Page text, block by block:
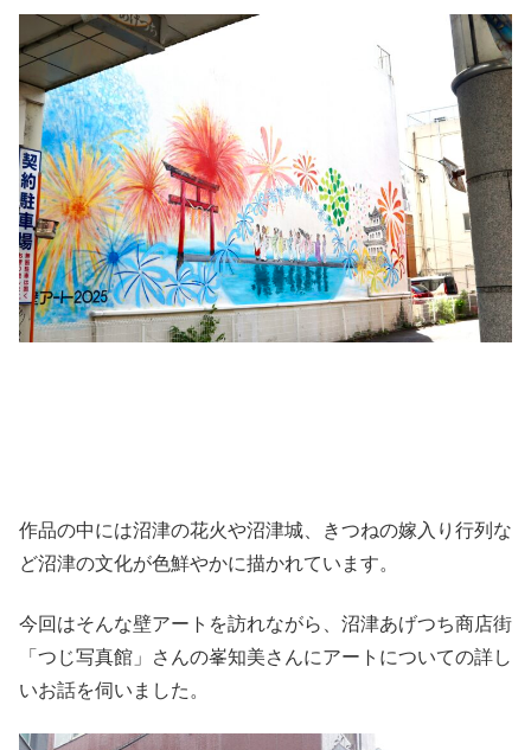
作品の中には沼津の花火や沼津城、きつねの嫁入り行列な
ど沼津の文化が色鮮やかに描かれています。
今回はそんな壁アートを訪れながら、沼津あげつち商店街
「つじ写真館」さんの峯知美さんにアートについての詳し
いお話を伺いました。